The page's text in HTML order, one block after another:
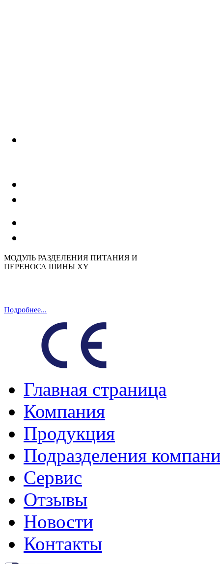
МОДУЛЬ РАЗДЕЛЕНИЯ ПИТАНИЯ И
ПЕРЕНОСА ШИНЫ XY
Подробнее...
Главная страница
Компания
Продукция
Подразделения
Сервис
Отзывы
Новости
Контакты